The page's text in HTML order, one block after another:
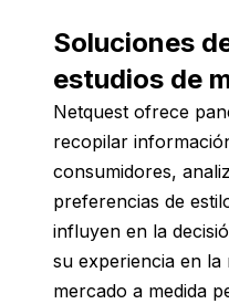
Soluciones
estudios de
Netquest ofrece
recopilar
consumidores,
preferencias de
influyen en la
su experiencia en la
mercado a medida